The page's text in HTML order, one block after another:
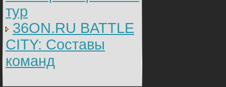
тур
36ON.RU BATTLE
CITY: Составы
команд